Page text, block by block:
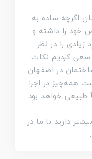
اگرچه ساده به
خود را داشته و
زیادی را در نظر
سعی کردیم نکات
در اصفهان
همه‌چیز در اجرا
طبیعی خواهد بود.
دارید با ما در